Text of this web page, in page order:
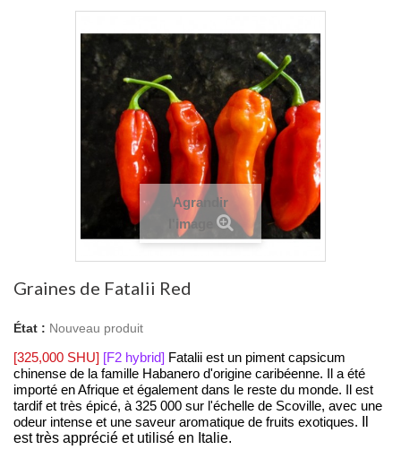
Agrandir
l'image
Graines de Fatalii Red
État : Nouveau produit
[325,000 SHU] [F2 hybrid] Fatalii est un piment capsicum
chinense de la famille Habanero d'origine caribéenne. Il a été
importé en Afrique et également dans le reste du monde. Il est
tardif et très épicé, à 325 000 sur l'échelle de Scoville, avec une
odeur intense et une saveur aromatique de fruits exotiques.
est très apprécié et utilisé en Italie.